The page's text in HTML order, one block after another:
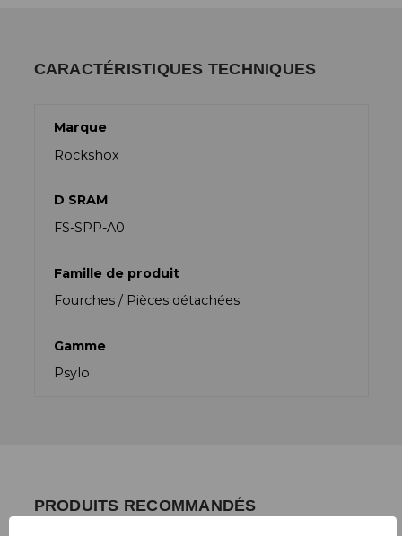
CARACTÉRISTIQUES TECHNIQUES
Marque
Rockshox
D SRAM
FS-SPP-A0
Famille de produit
Fourches / Pièces détachées
Gamme
Psylo
PRODUITS RECOMMANDÉS